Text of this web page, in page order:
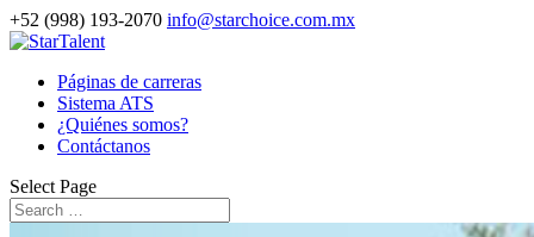
+52 (998) 193-2070 info@starchoice.com.mx
Páginas de carreras
Sistema ATS
¿Quiénes somos?
Contáctanos
Select Page